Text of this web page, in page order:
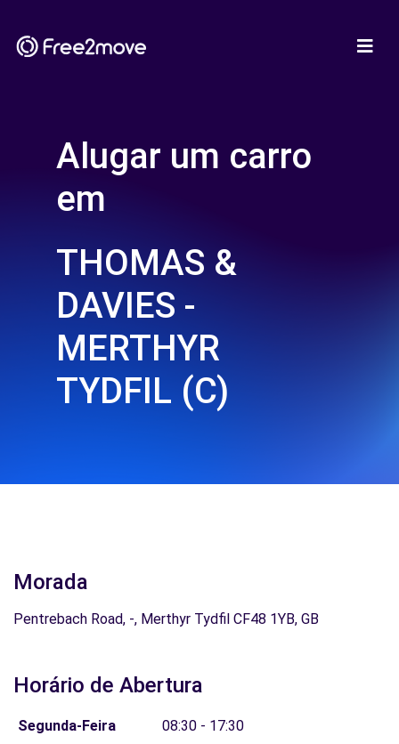
Alugar um carro
em
THOMAS &
DAVIES -
MERTHYR
TYDFIL (C)
Morada
Pentrebach Road, -, Merthyr Tydfil CF48 1YB, GB
Horário de Abertura
Segunda-Feira
08:30 - 17:30